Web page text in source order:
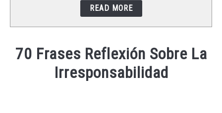
READ MORE
70 Frases Reflexión Sobre La
Irresponsabilidad